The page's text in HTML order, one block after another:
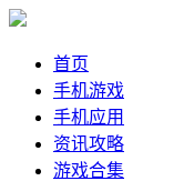
首页
手机游戏
手机应用
资讯攻略
游戏合集